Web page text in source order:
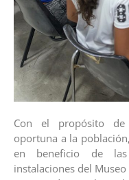
Con el propósito de
oportuna a la
en beneficio de
instalaciones del